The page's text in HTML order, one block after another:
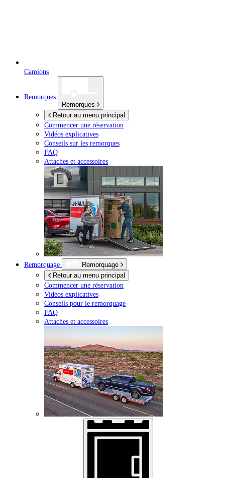
Camions
Remorques
Remorques
Retour au menu principal
Commencer une réservation
Vidéos explicatives
Conseils sur les remorques
FAQ
Attaches et accessoires
Remorquage
Remorquage
Retour au menu principal
Commencer une réservation
Vidéos explicatives
Conseils pour le remorquage
FAQ
Attaches et accessoires